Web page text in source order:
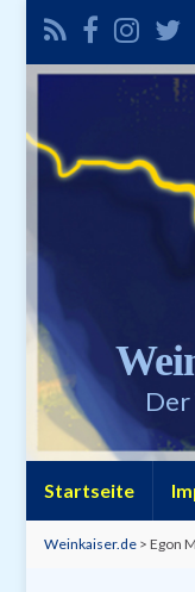
Startseite
Weinkaiser.de > Egon